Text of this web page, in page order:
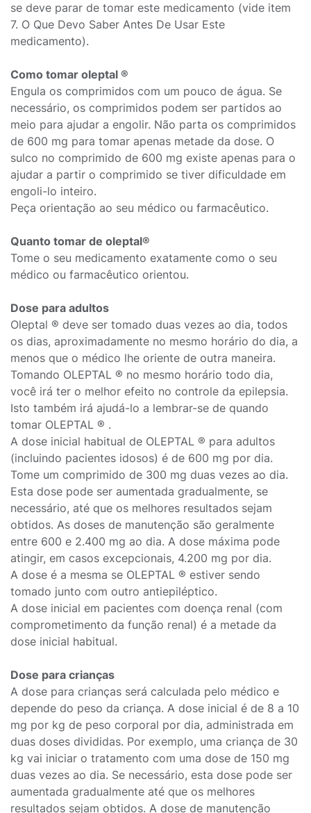
se deve parar de tomar este medicamento (vide item
7. O Que Devo Saber Antes De Usar Este
medicamento).
Como tomar oleptal ®
Engula os comprimidos com um pouco de água. Se
necessário, os comprimidos podem ser partidos ao
meio para ajudar a engolir. Não parta os comprimidos
de 600 mg para tomar apenas metade da dose. O
sulco no comprimido de 600 mg existe apenas para o
ajudar a partir o comprimido se tiver dificuldade em
engoli-lo inteiro.
Peça orientação ao seu médico ou farmacêutico.
Quanto tomar de oleptal®
Tome o seu medicamento exatamente como o seu
médico ou farmacêutico orientou.
Dose para adultos
Oleptal ® deve ser tomado duas vezes ao dia, todos
os dias, aproximadamente no mesmo horário do dia, a
menos que o médico lhe oriente de outra maneira.
Tomando OLEPTAL ® no mesmo horário todo dia,
você irá ter o melhor efeito no controle da epilepsia.
Isto também irá ajudá-lo a lembrar-se de quando
tomar OLEPTAL ® .
A dose inicial habitual de OLEPTAL ® para adultos
(incluindo pacientes idosos) é de 600 mg por dia.
Tome um comprimido de 300 mg duas vezes ao dia.
Esta dose pode ser aumentada gradualmente, se
necessário, até que os melhores resultados sejam
obtidos. As doses de manutenção são geralmente
entre 600 e 2.400 mg ao dia. A dose máxima pode
atingir, em casos excepcionais, 4.200 mg por dia.
A dose é a mesma se OLEPTAL ® estiver sendo
tomado junto com outro antiepiléptico.
A dose inicial em pacientes com doença renal (com
comprometimento da função renal) é a metade da
dose inicial habitual.
Dose para crianças
A dose para crianças será calculada pelo médico e
depende do peso da criança. A dose inicial é de 8 a 10
mg por kg de peso corporal por dia, administrada em
duas doses divididas. Por exemplo, uma criança de 30
kg vai iniciar o tratamento com uma dose de 150 mg
duas vezes ao dia. Se necessário, esta dose pode ser
aumentada gradualmente até que os melhores
resultados sejam obtidos. A dose de manutenção